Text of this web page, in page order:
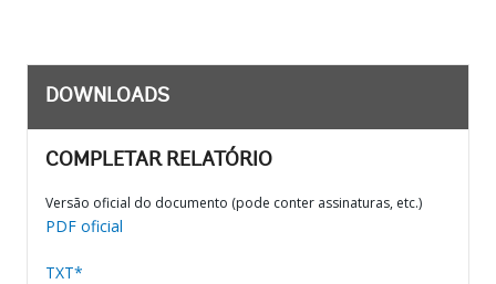
DOWNLOADS
COMPLETAR RELATÓRIO
Versão oficial do documento (pode conter assinaturas, etc.)
PDF oficial
TXT*